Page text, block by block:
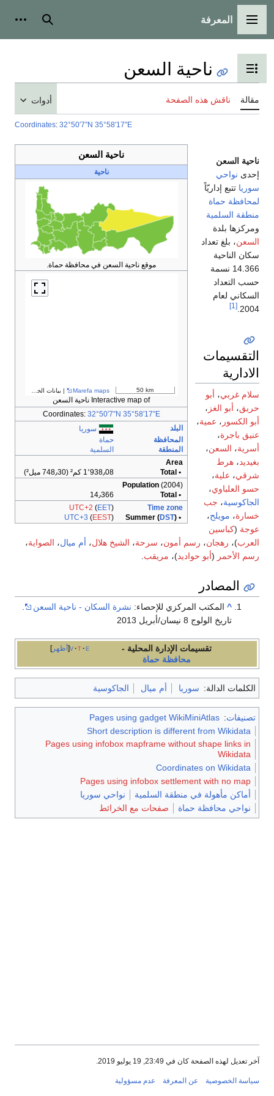
القائمة الرئيسية
المعرفة بحث
تبديل عرض جدول المحتويات
ناحية السعن
مقالة ناقش هذه الصفحة أدوات
Coordinates: 32°50′7″N 35°58′17″E
ناحية السعن
ناحية
موقع ناحية السعن في محافظة حماة.
50 km
Marefa maps | بيانات الخرائط ©
Interactive map of ناحية السعن
Coordinates: 32°50′7″N 35°58′17″E
البلد
سوريا
المحافظة
حماة
المنطقة
السلمية
Area
• Total
1٬938٫08 كم² (748٫30 ميل²)
Population (2004)
• Total
14٫366
Time zone
UTC+2 (EET)
• Summer (
DST)
UTC+3 (EEST)
ناحية السعن
إحدى نواحي
سوريا تتبع إداريّاً
لمحافظة حماة
منطقة السلمية
ومركزها بلدة
السعن، بلغ تعداد
سكان الناحية
14.366 نسمة
حسب التعداد
السكاني لعام
2004.
[1]
التقسيمات
الادارية
سلام غربي، أبو
حريق، أبو الغز ،
أبو الكسور ، عمية،
عنيق باجرة،
أسرية، السعن،
بغيديد، هرط
شرقي، علية،
حسو العلباوي،
الجاكوسية، جب
خسارة، مويلح،
عوجة (كباسين
العرب)، رهجان، رسم أمون، سرحة، الشيخ هلال، أم ميال، الصواية،
رسم الأحمر (أبو حواديد)، مريقب.
المصادر
^ المكتب المركزي للإحصاء: نشرة السكان - ناحية السعن
تاريخ الولوج 8 نيسان/أبريل 2013
أظهر v t e
تقسيمات الإدارة المحلية -
محافظة حماة
الكلمات الدالة: سوريا أم ميال الجاكوسية
تصنيفات:
Pages using gadget WikiMiniAtlas
Short description is different from Wikidata
Pages using infobox mapframe without shape links in
Wikidata
Coordinates on Wikidata
Pages using infobox settlement with no map
أماكن مأهولة في منطقة السلمية
نواحي سوريا
نواحي محافظة حماة
صفحات مع الخرائط
آخر تعديل لهذه الصفحة كان في 23:49, 19 يوليو 2019.
سياسة الخصوصية عن المعرفة عدم مسؤولية